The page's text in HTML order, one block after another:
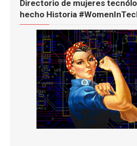
Directorio de mujeres
hecho Historia